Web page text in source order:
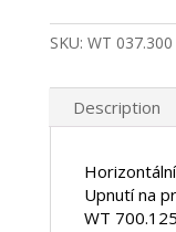
SKU: WT 037.300
Description
Upnutí na
WT